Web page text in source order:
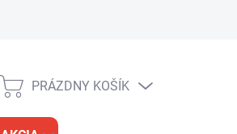
NÁKUPNÝ
PRÁZDNY KOŠÍK